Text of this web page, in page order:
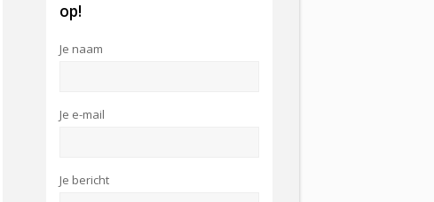
op!
Je naam
Je e-mail
Je bericht